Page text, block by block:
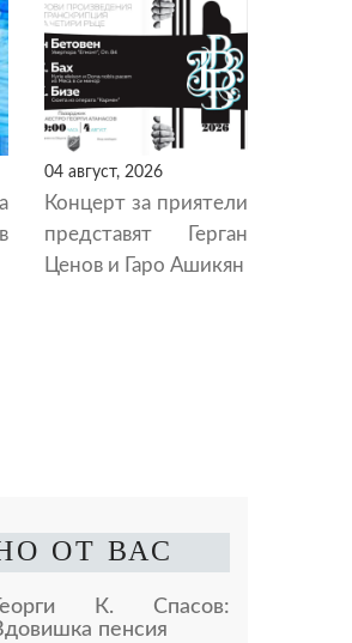
04 август, 2026
Концерт за приятели
представят Герган
Ценов и Гаро Ашикян
ОТ ВАС
К. Спасов:
пенсия